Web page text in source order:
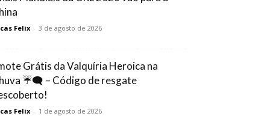
Felix - 3 de agosto de 2026
Grátis da Valquíria Heroica na
☔🗨️ – Código de resgate
Felix - 1 de agosto de 2026